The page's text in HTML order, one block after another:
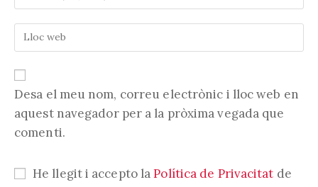
o
nom
d'usuari
per
comentar
adreça
electrònica
comentar
Introduïu
la
vostra
web
(opcional)
Desa el meu nom, correu electrònic i lloc web en
aquest navegador per a la pròxima vegada que
comenti.
He llegit i accepto laPolítica de Privacitat de